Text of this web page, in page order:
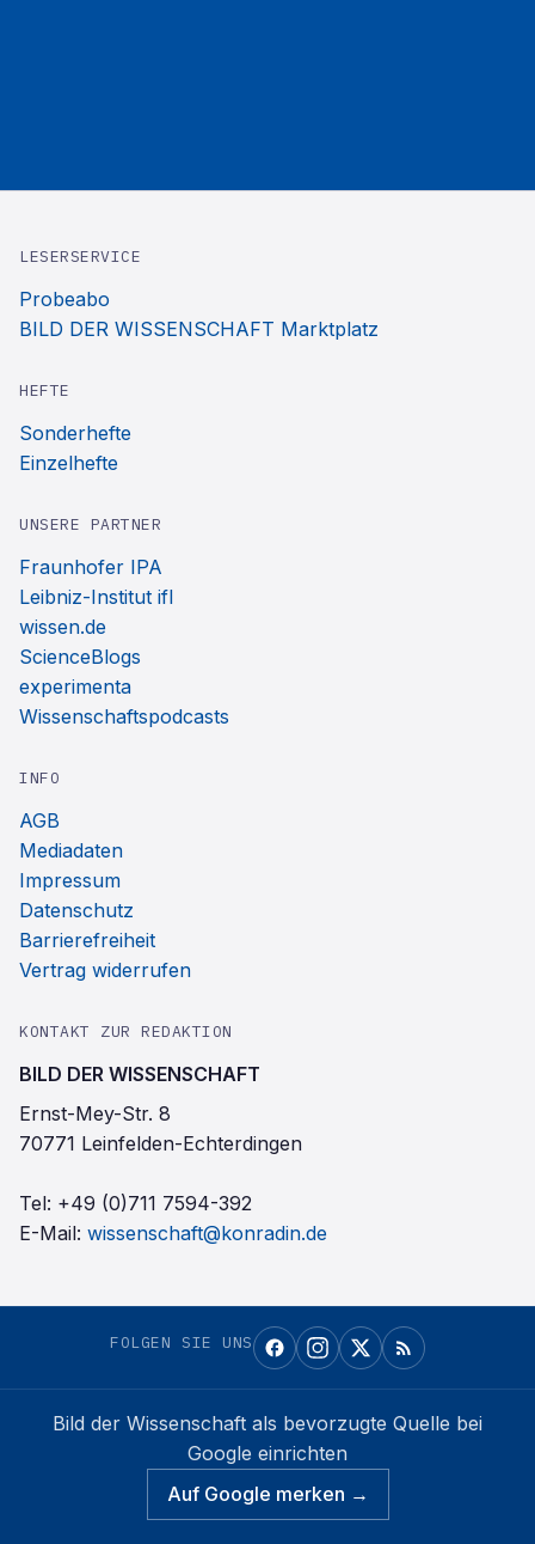
LESERSERVICE
Probeabo
BILD DER WISSENSCHAFT Marktplatz
HEFTE
Sonderhefte
Einzelhefte
UNSERE PARTNER
Fraunhofer IPA
Leibniz-Institut ifl
wissen.de
ScienceBlogs
experimenta
Wissenschaftspodcasts
INFO
AGB
Mediadaten
Impressum
Datenschutz
Barrierefreiheit
Vertrag widerrufen
KONTAKT ZUR REDAKTION
BILD DER WISSENSCHAFT
Ernst-Mey-Str. 8
70771 Leinfelden-Echterdingen
Tel: +49 (0)711 7594-392
E-Mail: wissenschaft@konradin.de
FOLGEN SIE UNS
Bild der Wissenschaft als bevorzugte Quelle bei
Google einrichten
Auf Google merken →